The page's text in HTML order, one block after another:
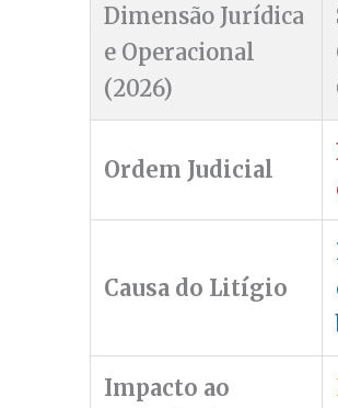
Dimensão Jurídica
e Operacional
(2026)
Ordem Judicial
Causa do Litígio
Impacto ao